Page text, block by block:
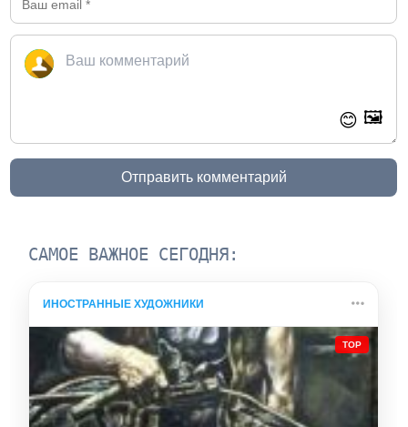
😊 🖼️
Отправить комментарий
САМОЕ ВАЖНОЕ СЕГОДНЯ:
ИНОСТРАННЫЕ ХУДОЖНИКИ
TOP